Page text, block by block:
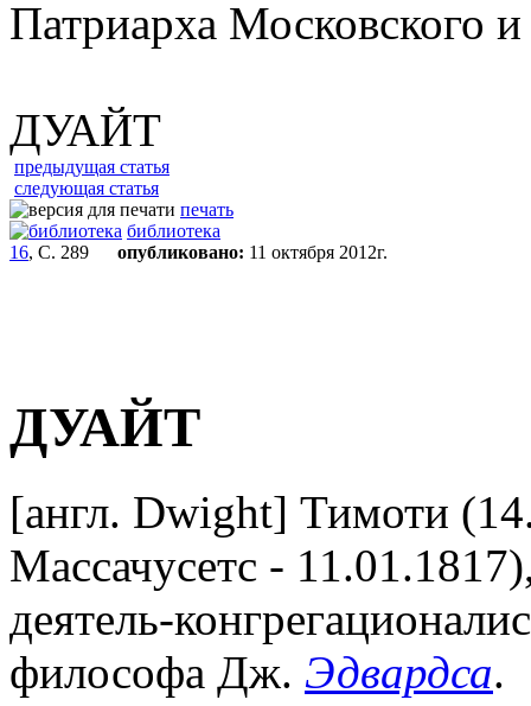
Патриарха Московского
ДУАЙТ
предыдущая статья
следующая статья
печать
библиотека
16, С. 289 опубликовано: 11 октября 2012г.
ДУАЙТ
[англ. Dwight] Тимоти
Массачусетс -
деятель-
философа Дж. Эдвардса.